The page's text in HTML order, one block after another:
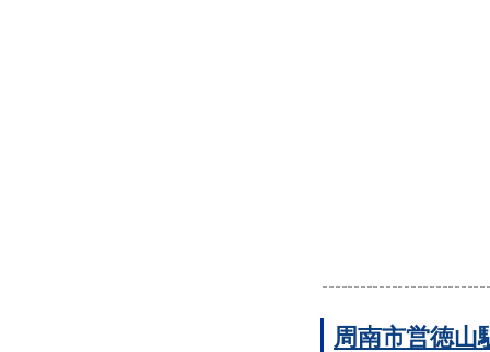
周南市営徳山